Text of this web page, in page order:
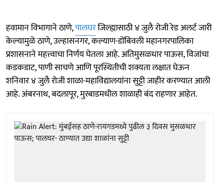
हवामान विभागाने ठाणे,पालघरजिल्ह्यासाठी ४ जुलै रोजी रेड अलर्ट जारी
केल्यामुळे ठाणे, उल्हासनगर, कल्याण-डोंबिवली महानगरपालिका
प्रशासनाने महत्त्वाचा निर्णय घेतला आहे. अतिमुसळधार पाऊस, विजांचा
कडकडाट, पाणी साचणे आणि पूरस्थितीची शक्यता लक्षात घेऊन
शनिवार ४ जुलै रोजी शाळा-महाविद्यालयांना सुट्टी जाहीर करण्यात आली
आहे. अंबरनाथ, बदलापूर, मुरबाडमधील शाळाही बंद राहणार आहेत.